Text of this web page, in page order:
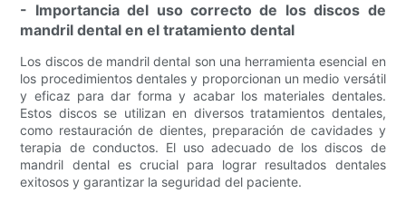
- Importancia del uso correcto de los discos de
mandril dental en el tratamiento dental
Los discos de mandril dental son una herramienta esencial en
los procedimientos dentales y proporcionan un medio versátil
y eficaz para dar forma y acabar los materiales dentales.
Estos discos se utilizan en diversos tratamientos dentales,
como restauración de dientes, preparación de cavidades y
terapia de conductos. El uso adecuado de los discos de
mandril dental es crucial para lograr resultados dentales
exitosos y garantizar la seguridad del paciente.